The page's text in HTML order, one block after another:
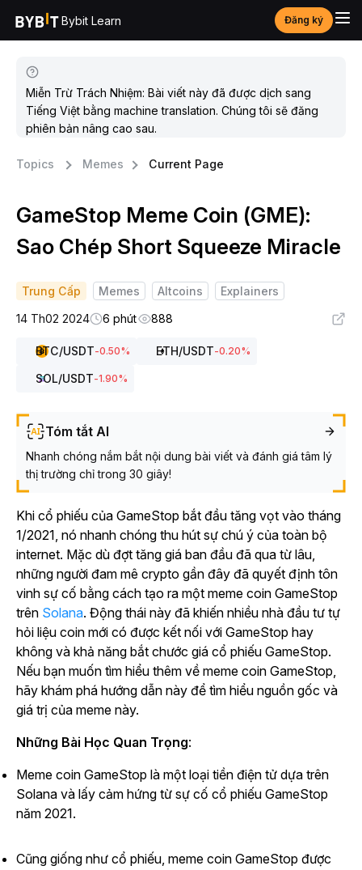
Bybit Learn Đăng ký
Miễn Trừ Trách Nhiệm: Bài viết này đã được dịch sang
Tiếng Việt bằng machine translation. Chúng tôi sẽ đăng
phiên bản nâng cao sau.
Topics Memes Current Page
GameStop Meme Coin (GME):
Sao Chép Short Squeeze Miracle
Trung Cấp Memes Altcoins
Explainers
14 Th02 2024
6 phút 888
BTC/USDT-0.50% ETH/USDT-0.20%
SOL/USDT-1.90%
Tóm tắt AI
Nhanh chóng nắm bắt nội dung bài viết và đánh giá tâm lý
thị trường chỉ trong 30 giây!
Khi cổ phiếu của GameStop bắt đầu tăng vọt vào tháng
1/2021, nó nhanh chóng thu hút sự chú ý của toàn bộ
internet. Mặc dù đợt tăng giá ban đầu đã qua từ lâu,
những người đam mê crypto gần đây đã quyết định tôn
vinh sự cố bằng cách tạo ra một meme coin GameStop
trên Solana. Động thái này đã khiến nhiều nhà đầu tư tự
hỏi liệu coin mới có được kết nối với GameStop hay
không và khả năng bắt chước giá cổ phiếu GameStop.
Nếu bạn muốn tìm hiểu thêm về meme coin GameStop,
hãy khám phá hướng dẫn này để tìm hiểu nguồn gốc và
giá trị của meme này.
Những Bài Học Quan Trọng:
Meme coin GameStop là một loại tiền điện tử dựa trên
Solana và lấy cảm hứng từ sự cố cổ phiếu GameStop
năm 2021.
Cũng giống như cổ phiếu, meme coin GameStop được